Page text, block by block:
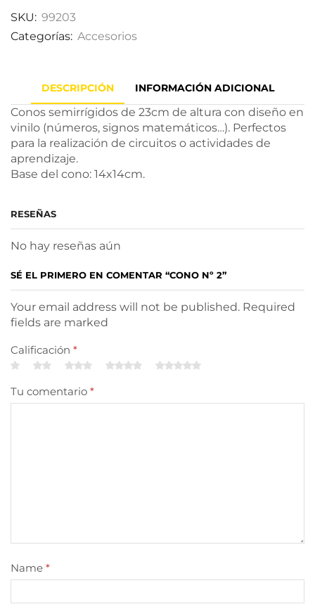
SKU: 99203
Categorías: Accesorios
DESCRIPCIÓN INFORMACIÓN ADICIONAL
Conos semirrígidos de 23cm de altura con diseño en
vinilo (números, signos matemáticos…). Perfectos
para la realización de circuitos o actividades de
aprendizaje.
Base del cono: 14x14cm.
RESEÑAS
No hay reseñas aún
SÉ EL PRIMERO EN COMENTAR “CONO Nº 2”
Your email address will not be published. Required
fields are marked
Calificación *
Tu comentario *
Name *